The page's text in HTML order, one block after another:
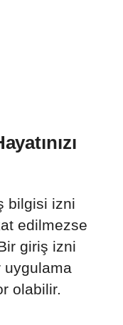
bilgisi izni
edilmezse
giriş izni
uygulama
olabilir.